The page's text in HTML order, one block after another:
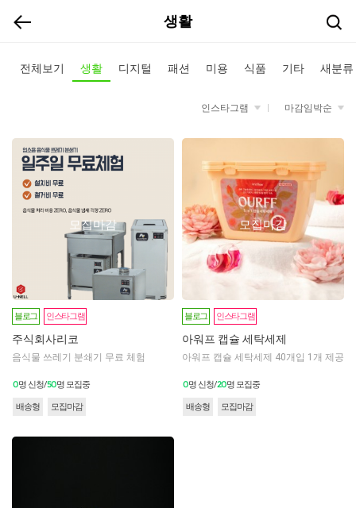
생활
전체보기 생활 디지털 패션 미용 식품 기타 새분류
인스타그램 마감임박순
모집마감
블로그 인스타그램
주식회사리코
음식물 쓰레기 분쇄기 무료 체험
0명 신청/50명 모집중
배송형 모집마감
모집마감
블로그 인스타그램
아워프 캡슐 세탁세제
아워프 캡슐 세탁세제 40개입 1개 제공
0명 신청/20명 모집중
배송형 모집마감